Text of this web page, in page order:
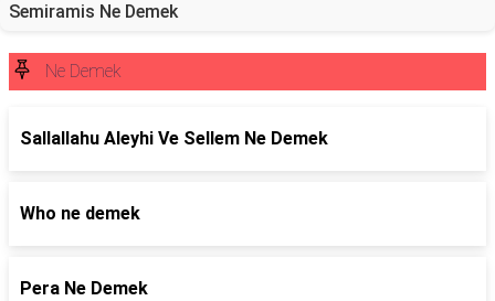
Semiramis Ne Demek
Ne Demek
Sallallahu Aleyhi Ve Sellem Ne Demek
Who ne demek
Pera Ne Demek